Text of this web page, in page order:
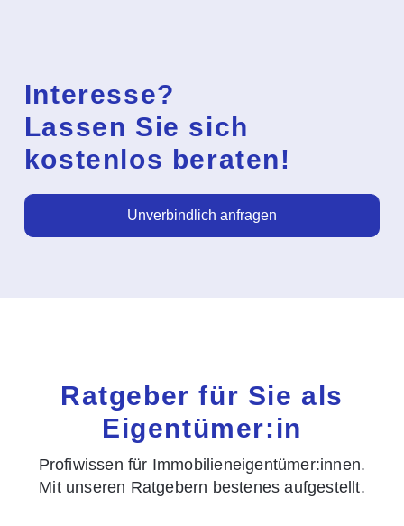
Interesse?
Lassen Sie sich
kostenlos beraten!
Unverbindlich anfragen
Ratgeber für Sie als
Eigentümer:in
Profiwissen für Immobilieneigentümer:innen.
Mit unseren Ratgebern bestenes aufgestellt.